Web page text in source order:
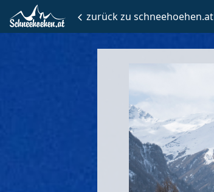
zurück zu schneehoehen.at